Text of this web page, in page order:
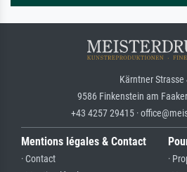
Kärntner Strasse
9586 Finkenstein am
+43 4257 29415 ·
Mentions légales & Contact
· Contact
·